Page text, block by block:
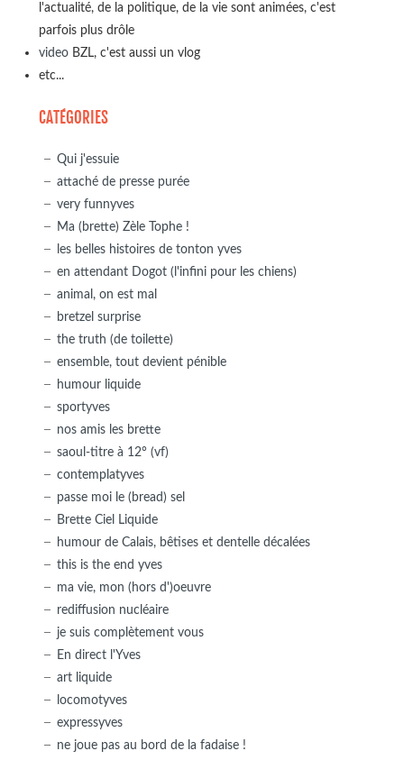
l'actualité, de la politique, de la vie sont animées, c'est
parfois plus drôle
videoBZL, c'est aussi un vlog
etc...
CATÉGORIES
Qui j'essuie
attaché de presse purée
very funnyves
Ma (brette) Zèle Tophe !
les belles histoires de tonton yves
en attendant Dogot (l'infini pour les chiens)
animal, on est mal
bretzel surprise
the truth (de toilette)
ensemble, tout devient pénible
humour liquide
sportyves
nos amis les brette
saoul-titre à 12° (vf)
contemplatyves
passe moi le (bread) sel
Brette Ciel Liquide
humour de Calais, bêtises et dentelle décalées
this is the end yves
ma vie, mon (hors d')oeuvre
rediffusion nucléaire
je suis complètement vous
En direct l'Yves
art liquide
locomotyves
expressyves
ne joue pas au bord de la fadaise !